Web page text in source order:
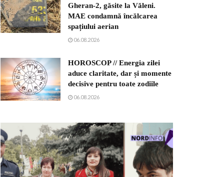
Gheran-2, găsite la Văleni.
MAE condamnă încălcarea
spațiului aerian
06.08.2026
HOROSCOP // Energia zilei
aduce claritate, dar și momente
decisive pentru toate zodiile
06.08.2026